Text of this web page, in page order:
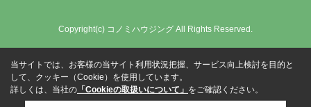
Copyright(c) コノミハウジング All Rights Reserved.
当サイトでは、お客様の当サイト利用状況把握、サービス向上検討を目的と
して、クッキー（Cookie）を使用しています。
詳しくは、当社の 「Cookieの取扱いについて」 をご確認ください。